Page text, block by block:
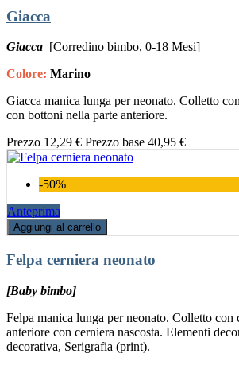
Giacca
Giacca [Corredino bimbo, 0-18 Mesi]
Colore: Marino
Giacca manica lunga per neonato. Colletto
con bottoni nella parte anteriore.
Prezzo 12,29 € Prezzo base 40,95 €
-50%
Anteprima
Aggiungi al carrello
Felpa cerniera neonato
[Baby bimbo]
Felpa manica lunga per neonato. Colletto con
anteriore con cerniera nascosta. Elementi
decorativa, Serigrafia (print).